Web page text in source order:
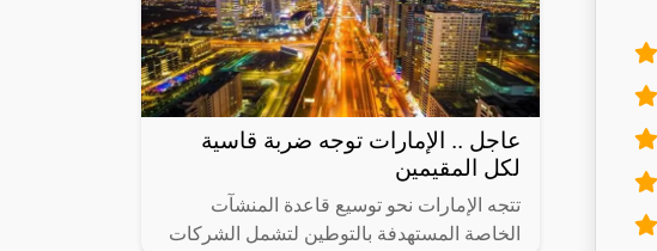
عاجل .. الإمارات توجه ضربة قاسية
لكل المقيمين
تتجه الإمارات نحو توسيع قاعدة المنشآت
الخاصة المستهدفة بالتوطين لتشمل الشركات